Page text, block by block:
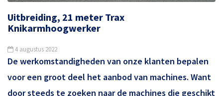
Uitbreiding, 21 meter Trax
Knikarmhoogwerker
4 augustus 2022
De werkomstandigheden van onze klanten bepalen
voor een groot deel het aanbod van machines. Want
door steeds te zoeken naar de machines die geschikt